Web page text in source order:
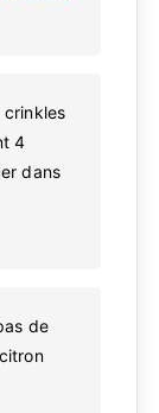
crinkles
4
dans
de